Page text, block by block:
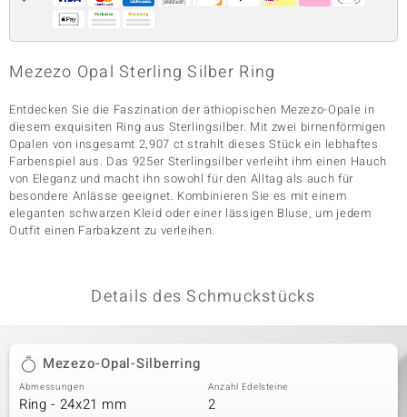
Classics
Mezezo Opal Sterling Silber Ring
Entdecken Sie die Faszination der äthiopischen Mezezo-Opale in
diesem exquisiten Ring aus Sterlingsilber. Mit zwei birnenförmigen
Opalen von insgesamt 2,907 ct strahlt dieses Stück ein lebhaftes
Farbenspiel aus. Das 925er Sterlingsilber verleiht ihm einen Hauch
von Eleganz und macht ihn sowohl für den Alltag als auch für
besondere Anlässe geeignet. Kombinieren Sie es mit einem
eleganten schwarzen Kleid oder einer lässigen Bluse, um jedem
Outfit einen Farbakzent zu verleihen.
Details des Schmuckstücks
Mezezo-Opal-Silberring
Abmessungen
Ring - 24x21 mm
Anzahl Edelsteine
2